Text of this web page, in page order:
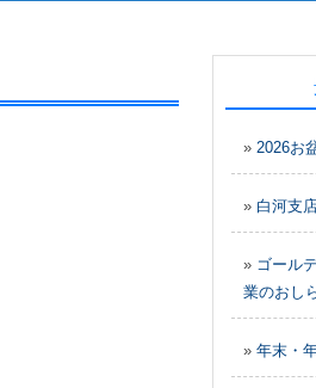
» 2026お
» 白河支
» ゴール
業のおし
» 年末・